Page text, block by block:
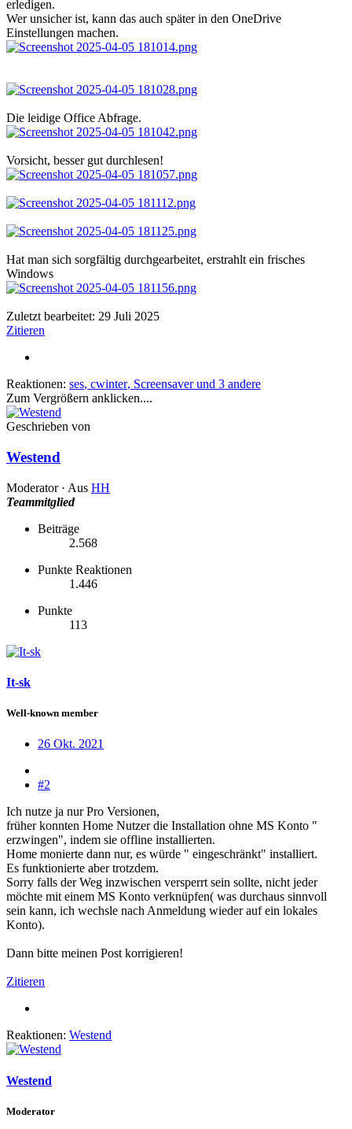
erledigen.
Wer unsicher ist, kann das auch später in den OneDrive
Einstellungen machen.
Die leidige Office Abfrage.
Vorsicht, besser gut durchlesen!
Hat man sich sorgfältig durchgearbeitet, erstrahlt ein frisches
Windows
Zuletzt bearbeitet: 29 Juli 2025
Zitieren
Reaktionen: ses, cwinter, Screensaverund 3 andere
Zum Vergrößern anklicken....
Geschrieben von
Westend
Moderator · Aus HH
Teammitglied
Beiträge
2.568
Punkte Reaktionen
1.446
Punkte
113
It-sk
Well-known member
26 Okt. 2021
#2
Ich nutze ja nur Pro Versionen,
früher konnten Home Nutzer die Installation ohne MS Konto "
erzwingen", indem sie offline installierten.
Home monierte dann nur, es würde " eingeschränkt" installiert.
Es funktionierte aber trotzdem.
Sorry falls der Weg inzwischen versperrt sein sollte, nicht jeder
möchte mit einem MS Konto verknüpfen( was durchaus sinnvoll
sein kann, ich wechsle nach Anmeldung wieder auf ein lokales
Konto).
Dann bitte meinen Post korrigieren!
Zitieren
Reaktionen: Westend
Westend
Moderator